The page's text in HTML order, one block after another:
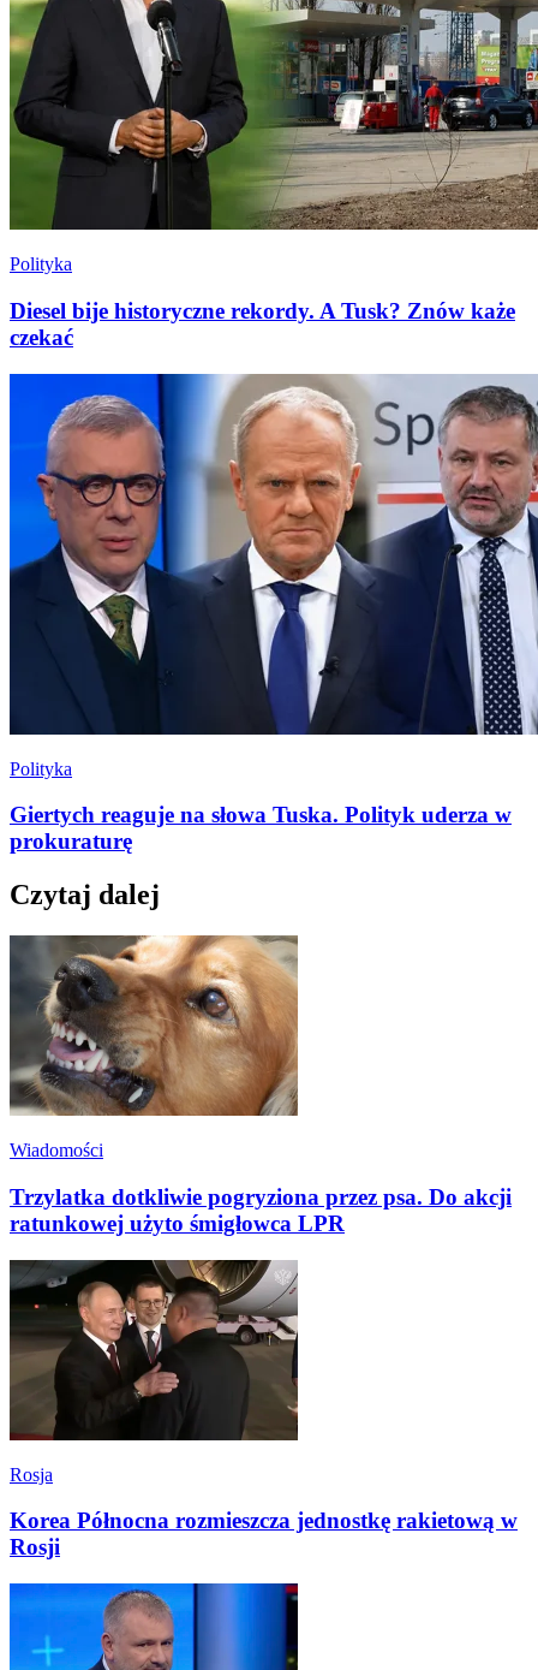
Polityka
Diesel bije historyczne rekordy. A Tusk? Znów każe
czekać
Polityka
Giertych reaguje na słowa Tuska. Polityk uderza w
prokuraturę
Czytaj dalej
Wiadomości
Trzylatka dotkliwie pogryziona przez psa. Do akcji
ratunkowej użyto śmigłowca LPR
Rosja
Korea Północna rozmieszcza jednostkę rakietową w
Rosji